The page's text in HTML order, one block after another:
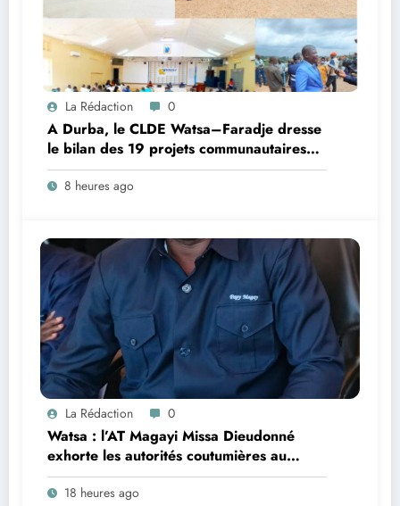
La Rédaction 0
A Durba, le CLDE Watsa–Faradje dresse
le bilan des 19 projets communautaires
de cahier de charge signé avec KGM S.A
et prépare le deuxième quinquennat
8 heures ago
La Rédaction 0
Watsa : l’AT Magayi Missa Dieudonné
exhorte les autorités coutumières au
recensement et à l’identification de la
population en vue de renforcer la
18 heures ago